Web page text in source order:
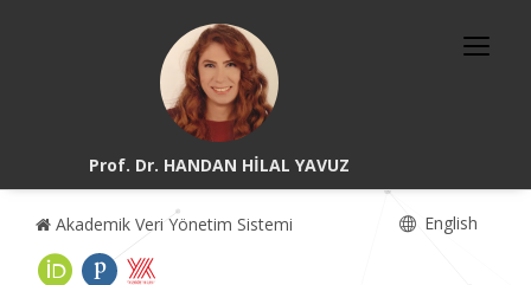
Prof. Dr. HANDAN HİLAL YAVUZ
Akademik Veri Yönetim Sistemi English